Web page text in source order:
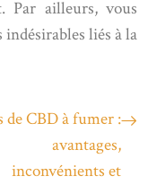
Par ailleurs, vous
liés à la
de CBD à fumer :
avantages,
inconvénients et